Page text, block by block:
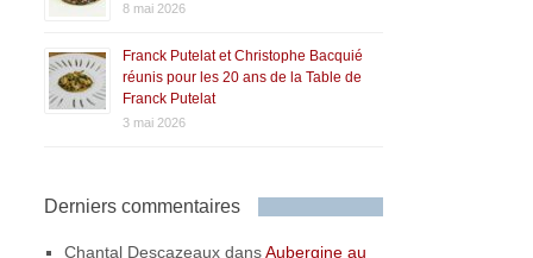
8 mai 2026
Franck Putelat et Christophe Bacquié
réunis pour les 20 ans de la Table de
Franck Putelat
3 mai 2026
Derniers commentaires
Chantal Descazeaux dansAubergine au